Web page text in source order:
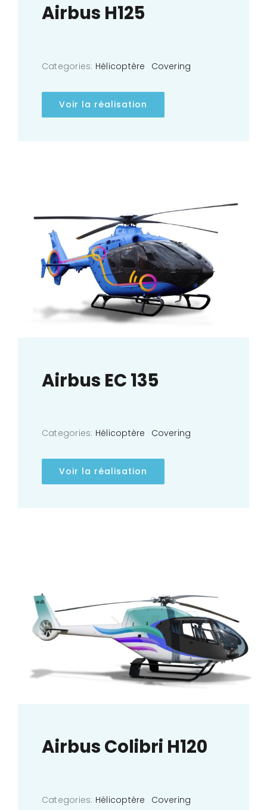
Airbus H125
Categories: Hélicoptère Covering
Voir la réalisation
Airbus EC 135
Categories: Hélicoptère Covering
Voir la réalisation
Airbus Colibri H120
Categories: Hélicoptère Covering